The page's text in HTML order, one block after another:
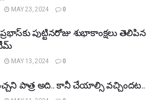
MAY 23, 2024 0
పుట్టినరోజు శుభాకాంక్షలు తెలిపిన
టీమ్
MAY 13, 2024 0
నచ్చని పాత్ర అది.. కానీ చేయాల్సి వచ్చిందట..